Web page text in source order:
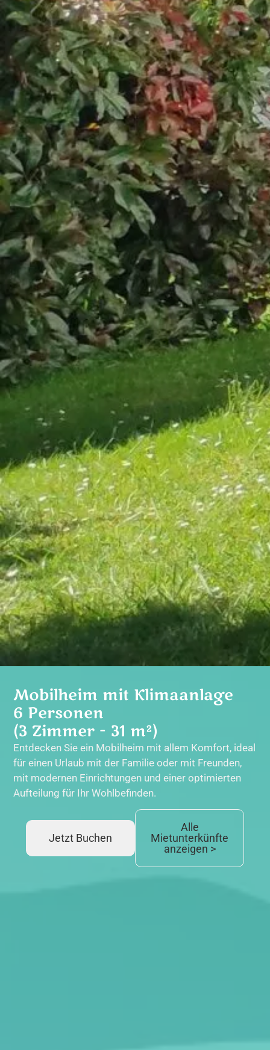
Mobilheim mit Klimaanlage
6 Personen
(3 Zimmer - 31 m²)
Entdecken Sie ein Mobilheim mit allem Komfort, ideal
für einen Urlaub mit der Familie oder mit Freunden,
mit modernen Einrichtungen und einer optimierten
Aufteilung für Ihr Wohlbefinden.
Jetzt Buchen
Alle
Mietunterkünfte
anzeigen >